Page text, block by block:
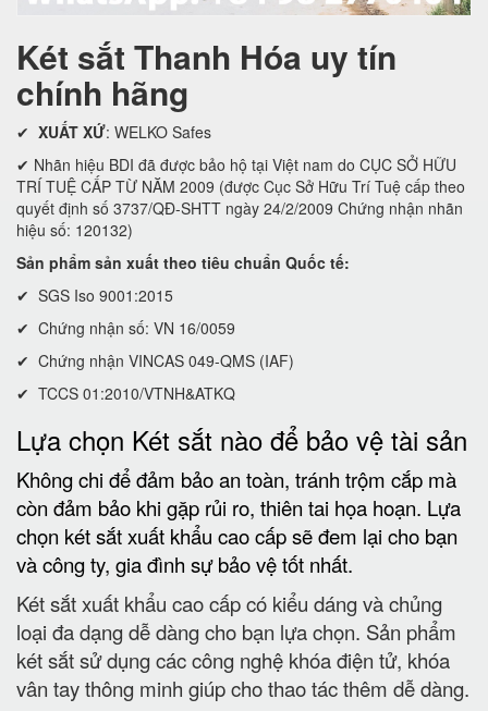
Két sắt Thanh Hóa uy tín
chính hãng
✔ XUẤT XỨ: WELKO Safes
✔ Nhãn hiệu BDI đã được bảo hộ tại Việt nam do CỤC SỞ HỮU
TRÍ TUỆ CẤP TỪ NĂM 2009 (được Cục Sở Hữu Trí Tuệ cấp theo
quyết định số 3737/QĐ-SHTT ngày 24/2/2009 Chứng nhận nhãn
hiệu số: 120132)
Sản phẩm sản xuất theo tiêu chuẩn Quốc tế:
✔ SGS Iso 9001:2015
✔ Chứng nhận số: VN 16/0059
✔ Chứng nhận VINCAS 049-QMS (IAF)
✔ TCCS 01:2010/VTNH&ATKQ
Lựa chọn Két sắt nào để bảo vệ tài sản
Không chi để đảm bảo an toàn, tránh trộm cắp mà
còn đảm bảo khi gặp rủi ro, thiên tai họa hoạn. Lựa
chọn két sắt xuất khẩu cao cấp sẽ đem lại cho bạn
và công ty, gia đình sự bảo vệ tốt nhất.
Két sắt xuất khẩu cao cấp có kiểu dáng và chủng
loại đa dạng dễ dàng cho bạn lựa chọn. Sản phẩm
két sắt sử dụng các công nghệ khóa điện tử, khóa
vân tay thông minh giúp cho thao tác thêm dễ dàng.